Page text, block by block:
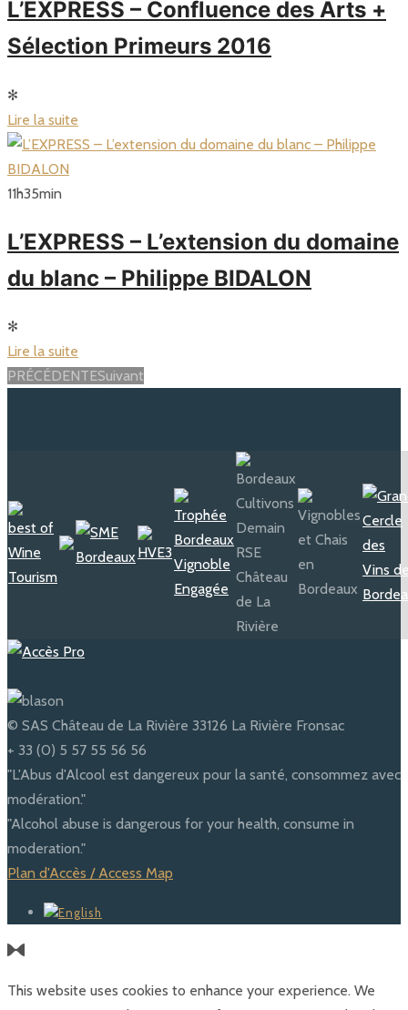
L’EXPRESS – Confluence des Arts +
Sélection Primeurs 2016
✻
Lire la suite
11h35min
L’EXPRESS – L’extension du domaine
du blanc – Philippe BIDALON
✻
Lire la suite
Posts
PRÉCÉDENTESuivant
© SAS Château de La Rivière 33126 La Rivière Fronsac
+ 33 (0) 5 57 55 56 56
"L'Abus d'Alcool est dangereux pour la santé, consommez avec
modération."
"Alcohol abuse is dangerous for your health, consume in
moderation."
Plan d'Accès / Access Map
This website uses cookies to enhance your experience. We